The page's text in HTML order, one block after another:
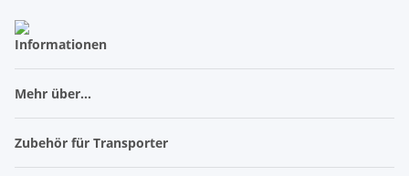
Informationen
Mehr über...
Zubehör für Transporter